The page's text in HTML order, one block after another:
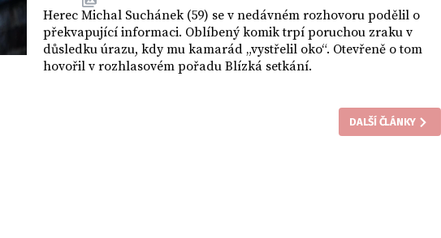
Herec Michal Suchánek (59) se v nedávném rozhovoru podělil o
překvapující informaci. Oblíbený komik trpí poruchou zraku v
důsledku úrazu, kdy mu kamarád „vystřelil oko“. Otevřeně o tom
hovořil v rozhlasovém pořadu Blízká setkání.
DALŠÍ ČLÁNKY